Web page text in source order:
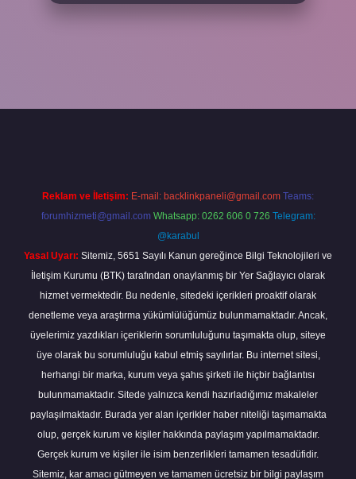
Reklam ve İletişim: E-mail: backlinkpaneli@gmail.com Teams:
forumhizmeti@gmail.com Whatsapp: 0262 606 0 726 Telegram:
@karabul
Yasal Uyarı: Sitemiz, 5651 Sayılı Kanun gereğince Bilgi Teknolojileri ve
İletişim Kurumu (BTK) tarafından onaylanmış bir Yer Sağlayıcı olarak
hizmet vermektedir. Bu nedenle, sitedeki içerikleri proaktif olarak
denetleme veya araştırma yükümlülüğümüz bulunmamaktadır. Ancak,
üyelerimiz yazdıkları içeriklerin sorumluluğunu taşımakta olup, siteye
üye olarak bu sorumluluğu kabul etmiş sayılırlar. Bu internet sitesi,
herhangi bir marka, kurum veya şahıs şirketi ile hiçbir bağlantısı
bulunmamaktadır. Sitede yalnızca kendi hazırladığımız makaleler
paylaşılmaktadır. Burada yer alan içerikler haber niteliği taşımamakta
olup, gerçek kurum ve kişiler hakkında paylaşım yapılmamaktadır.
Gerçek kurum ve kişiler ile isim benzerlikleri tamamen tesadüfidir.
Sitemiz, kar amacı gütmeyen ve tamamen ücretsiz bir bilgi paylaşım